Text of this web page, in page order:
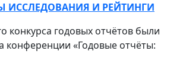
ИССЛЕДОВАНИЯ И РЕЙТИНГИ
конкурса годовых отчётов были
конференции «Годовые отчёты: